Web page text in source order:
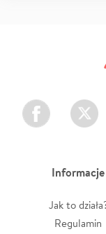
Facebook Twitter
Informacje
Jak to
Regulamin